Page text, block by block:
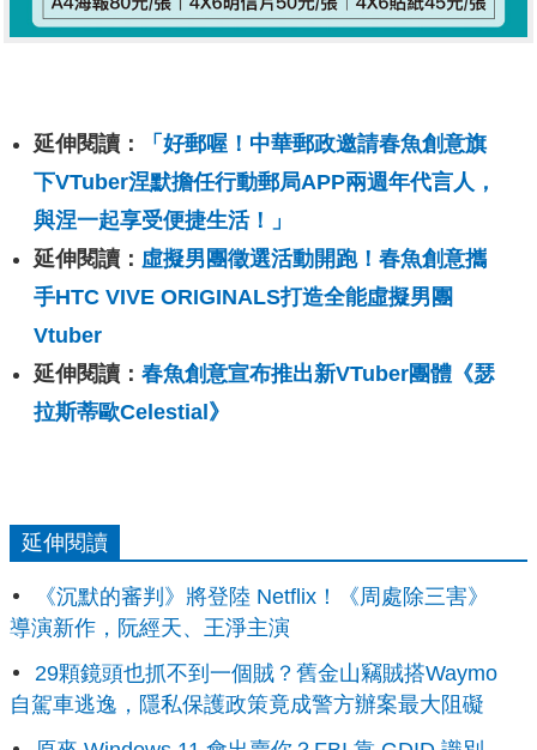
延伸閱讀：
「好郵喔！中華郵政邀請春魚創意旗
下VTuber涅默擔任行動郵局APP兩週年代言人，
與涅一起享受便捷生活！」
延伸閱讀： 虛擬男團徵選活動開跑！春魚創意攜
手HTC VIVE ORIGINALS打造全能虛擬男團
Vtuber
延伸閱讀： 春魚創意宣布推出新VTuber團體《瑟
拉斯蒂歐Celestial》
延伸閱讀
《沉默的審判》將登陸 Netflix！《周處除三害》
導演新作，阮經天、王淨主演
29顆鏡頭也抓不到一個賊？舊金山竊賊搭Waymo
自駕車逃逸，隱私保護政策竟成警方辦案最大阻礙